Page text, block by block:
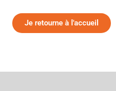
Je retourne à l'accueil